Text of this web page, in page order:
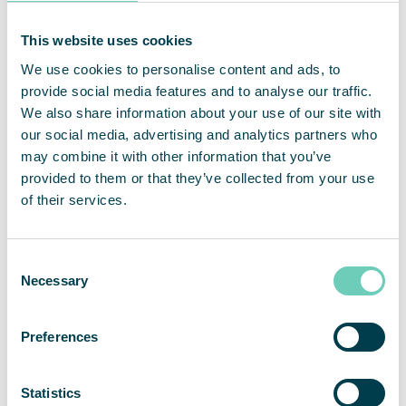
This website uses cookies
We use cookies to personalise content and ads, to
provide social media features and to analyse our traffic.
We also share information about your use of our site with
our social media, advertising and analytics partners who
may combine it with other information that you’ve
provided to them or that they’ve collected from your use
of their services.
Selection
Necessary
Preferences
Statistics